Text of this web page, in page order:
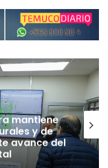
mantiene
y de
avance del